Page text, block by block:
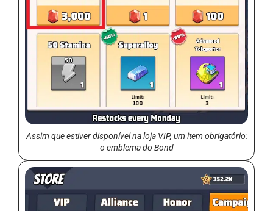
Assim que estiver disponível na loja VIP, um item obrigatório:
o emblema do Bond